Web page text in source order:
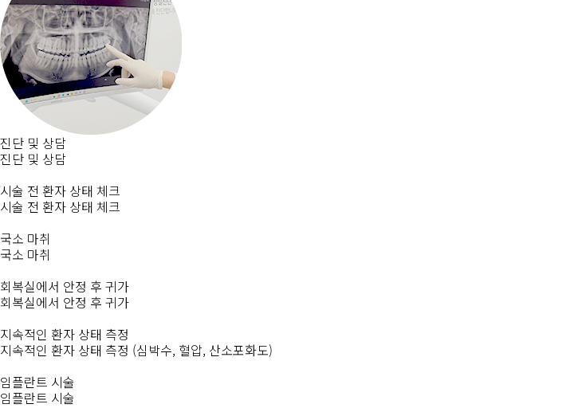
진단 및 상담
진단 및 상담
시술 전 환자 상태 체크
시술 전 환자 상태 체크
국소 마취
국소 마취
회복실에서 안정 후 귀가
회복실에서 안정 후 귀가
지속적인 환자 상태 측정
지속적인 환자 상태 측정 (심박수, 혈압, 산소포화도)
임플란트 시술
임플란트 시술